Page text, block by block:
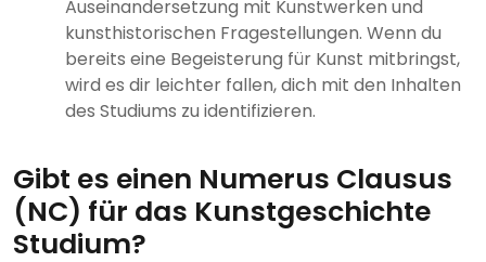
Auseinandersetzung mit Kunstwerken und
kunsthistorischen Fragestellungen. Wenn du
bereits eine Begeisterung für Kunst mitbringst,
wird es dir leichter fallen, dich mit den Inhalten
des Studiums zu identifizieren.
Gibt es einen Numerus Clausus
(NC) für das Kunstgeschichte
Studium?